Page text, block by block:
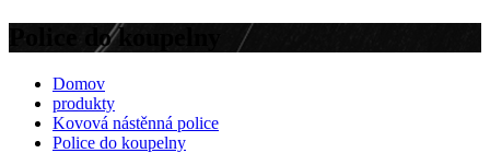
Police do koupelny
Domov
produkty
Kovová nástěnná police
Police do koupelny